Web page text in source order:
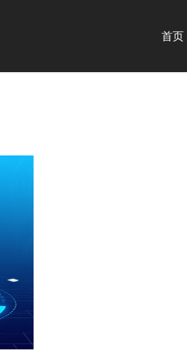
首页